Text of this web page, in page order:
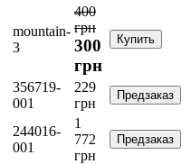
mountain-
3
400
грн
300
грн
Купить
356719-
001
229
грн
Предзаказ
244016-
001
1
772
грн
Предзаказ